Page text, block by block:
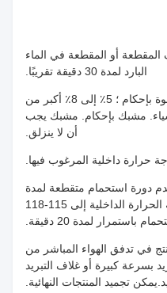
أو المقطعة في الماء
البارد لمدة 30 دقيقة تقريبًا.
يجب أن تكون الغلاف محشوة بإحكام ؛ 5٪ إلى 8٪ أكبر من
مشبك بإحكام. مشبك يجب
أن لا ينزلق.
حرارة داخلية المرغوب فيها.
دورة استحمام متقطعة لمدة
دقيقتين و 3 دقائق حتى تصل درجة الحرارة الداخلية إلى 115-118
لمدة 20 دقيقة.
في تدفق الهواء المباشر من
بسرعة كبيرة أو غلاف التبريد
تجميد المنتجات النهائية.